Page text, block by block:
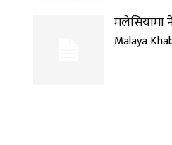
मलेसियामा
Malaya